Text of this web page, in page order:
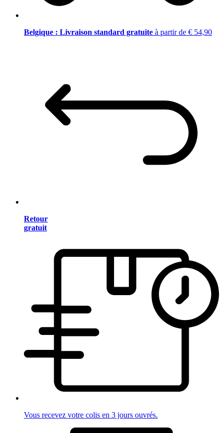
Belgique : Livraison standard gratuite à partir de € 54,90
Retour
gratuit
Vous recevez votre colis en 3 jours ouvrés.